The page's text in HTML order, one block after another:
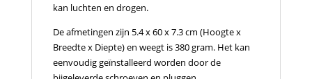
kan luchten en drogen.
De afmetingen zijn 5.4 x 60 x 7.3 cm (Hoogte x
Breedte x Diepte) en weegt is 380 gram. Het kan
eenvoudig geïnstalleerd worden door de